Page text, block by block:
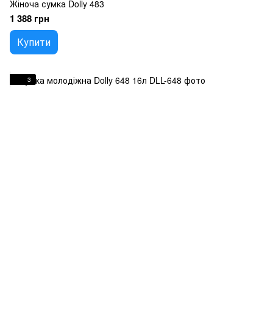
Жіноча сумка Dolly 483
1 388 грн
Купити
3